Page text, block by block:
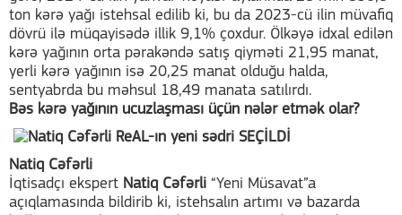
ton kərə yağı istehsal edilib ki, bu da 2023-cü ilin müvafiq
dövrü ilə müqayisədə illik 9,1% çoxdur. Ölkəyə idxal edilən
kərə yağının orta pərakəndə satış qiyməti 21,95 manat,
yerli kərə yağının isə 20,25 manat olduğu halda,
sentyabrda bu məhsul 18,49 manata satılırdı.
Bəs kərə yağının ucuzlaşması üçün nələr etmək olar?
Natiq Cəfərli
İqtisadçı ekspert Natiq Cəfərli “Yeni Müsavat”a
açıqlamasında bildirib ki, istehsalın artımı və bazarda